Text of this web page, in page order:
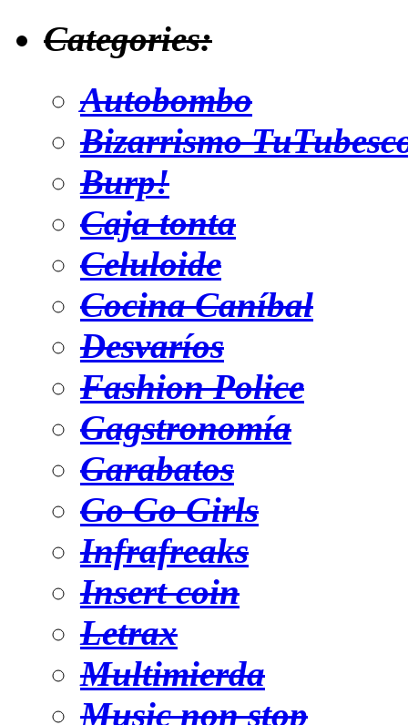
Categories:
Autobombo
Bizarrismo
Burp!
Caja tonta
Celuloide
Cocina Caníbal
Desvaríos
Fashion Police
Gagstronomía
Garabatos
Go Go Girls
Infrafreaks
Insert coin
Letrax
Multimierda
Music non stop